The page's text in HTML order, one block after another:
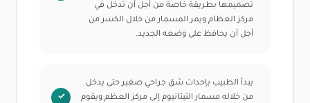
تصميمها بطريقة خاصة من أجل أن تدخل في
مركز العظام ويمر المسمار من خلال الكسر من
أجل أن يحافظ على وضعه الجديد.
يبدأ الطبيب بإحداث شق جراحي صغير حتى يدخل
من خلاله مسمار التيتانيوم إلى مركز العظم ويقوم